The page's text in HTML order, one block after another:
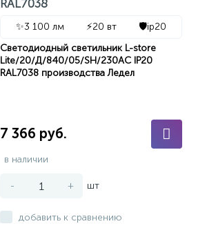
RAL7038
✨3 100 лм ⚡20 вт 🛡️ip20
Светодиодный светильник L-store
Lite/20/Д/840/05/SH/230AC IP20
RAL7038 производства Ледел
7 366 руб.
в наличии
- + шт
добавить к сравнению